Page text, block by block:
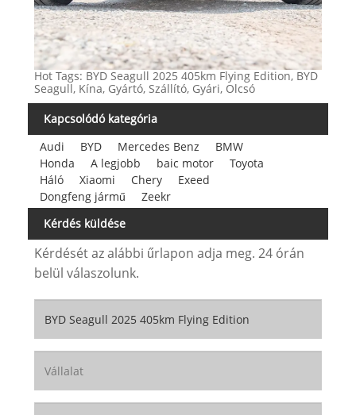
Hot Tags: BYD Seagull 2025 405km Flying Edition, BYD
Seagull, Kína, Gyártó, Szállító, Gyári, Olcsó
Kapcsolódó kategória
Audi
BYD Mercedes Benz
BMW
Honda
A legjobb baic motor
Toyota
Háló
Xiaomi Chery
Exeed
Dongfeng jármű
Zeekr
Kérdés küldése
Kérdését az alábbi űrlapon adja meg. 24 órán
belül válaszolunk.